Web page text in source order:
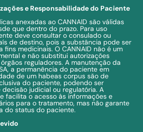
e Responsabilidade do Paciente
anexadas ao CANNAID são válidas
que dentro do prazo. Para uso
deve consultar o consulado ou
de destino, pois a substância pode ser
fins medicinais. O CANNAID não é um
e não substitui autorizações
reguladores. A manutenção da
a permanência do paciente em
de um habeas corpus são de
do paciente, podendo ser
judicial ou regulatória. A
facilita o acesso às informações e
para o tratamento, mas não garante
do status do paciente.